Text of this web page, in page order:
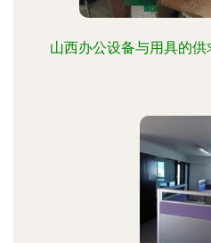
山西办公设备与用具的